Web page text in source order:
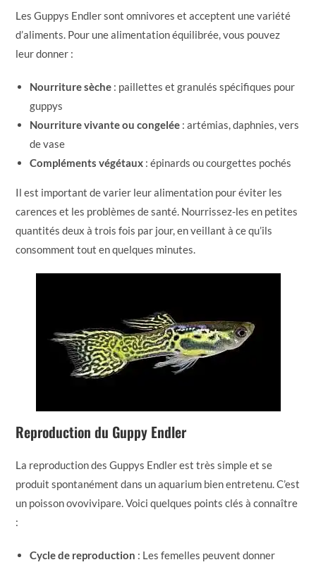
Les Guppys Endler sont omnivores et acceptent une variété
d’aliments. Pour une alimentation équilibrée, vous pouvez
leur donner :
Nourriture sèche : paillettes et granulés spécifiques pour
guppys
Nourriture vivante ou congelée : artémias, daphnies, vers
de vase
Compléments végétaux : épinards ou courgettes pochés
Il est important de varier leur alimentation pour éviter les
carences et les problèmes de santé. Nourrissez-les en petites
quantités deux à trois fois par jour, en veillant à ce qu’ils
consomment tout en quelques minutes.
Reproduction du Guppy Endler
La reproduction des Guppys Endler est très simple et se
produit spontanément dans un aquarium bien entretenu. C’est
un poisson ovovivipare. Voici quelques points clés à connaître
:
Cycle de reproduction : Les femelles peuvent donner